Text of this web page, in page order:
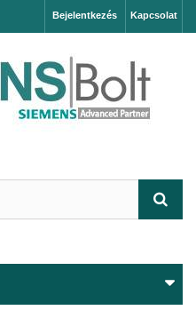
Kapcsolat
Bejelentkezés